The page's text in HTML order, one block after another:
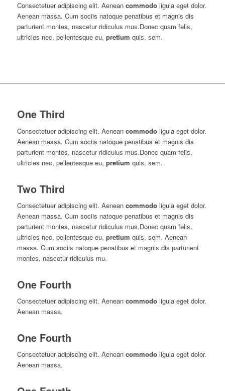
Consectetuer adipiscing elit. Aenean commodoligula eget dolor.
Aenean massa. Cum sociis natoque penatibus et magnis dis
parturient montes, nascetur ridiculus mus.Donec quam felis,
ultricies nec, pellentesque eu, pretium quis, sem.
One Third
Consectetuer adipiscing elit. Aenean commodoligula eget dolor.
Aenean massa. Cum sociis natoque penatibus et magnis dis
parturient montes, nascetur ridiculus mus.Donec quam felis,
ultricies nec, pellentesque eu, pretium quis, sem.
Two Third
Consectetuer adipiscing elit. Aenean commodoligula eget dolor.
Aenean massa. Cum sociis natoque penatibus et magnis dis
parturient montes, nascetur ridiculus mus.Donec quam felis,
ultricies nec, pellentesque eu, pretium quis, sem. Aenean
massa. Cum sociis natoque penatibus et magnis dis parturient
montes, nascetur ridiculus mu.
One Fourth
Consectetuer adipiscing elit. Aenean commodoligula eget dolor.
Aenean massa.
One Fourth
Consectetuer adipiscing elit. Aenean commodoligula eget dolor.
Aenean massa.